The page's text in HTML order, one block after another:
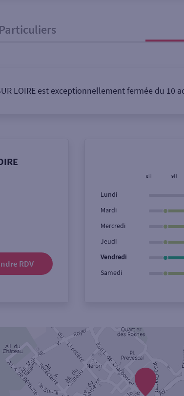
Professionnel
Un service
Particuliers
LOIRE est exceptionnellement fermée du 10
RDV
8H 9H
Lundi
Mardi
Mercredi
Jeudi
Vendredi
Samedi